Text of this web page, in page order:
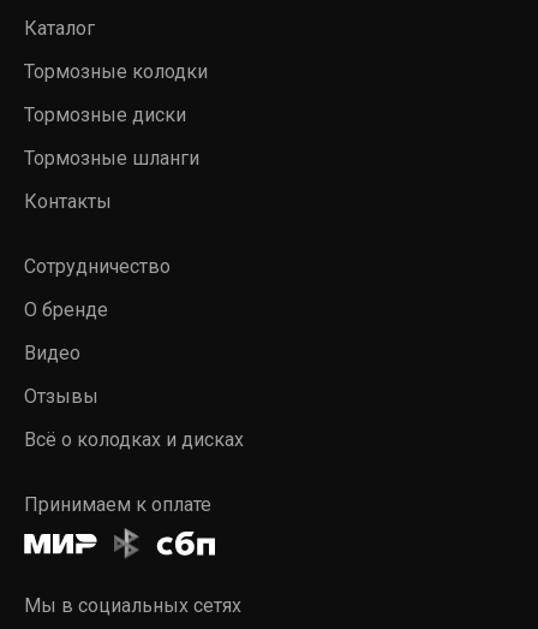
Каталог
Тормозные колодки
Тормозные диски
Тормозные шланги
Контакты
Сотрудничество
О бренде
Видео
Отзывы
Всё о колодках и дисках
Принимаем к оплате
Мы в социальных сетях